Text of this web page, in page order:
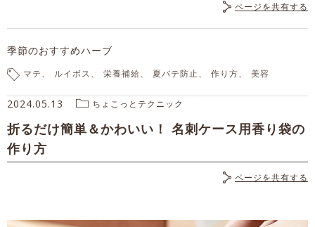
ページを共有する
季節のおすすめハーブ
マテ ルイボス 栄養補給 夏バテ防止 作り方 美容
2024.05.13 ちょこっとテクニック
折るだけ簡単＆かわいい！ 名刺ケース用香り袋の
作り方
ページを共有する